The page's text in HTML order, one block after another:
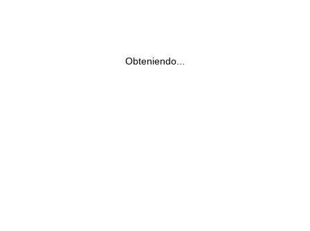
Obteniendo...